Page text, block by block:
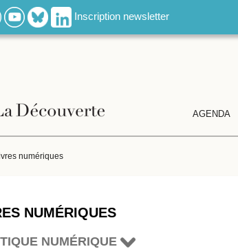
Inscription newsletter
AGENDA
numériques
NUMÉRIQUES
NUMÉRIQUE